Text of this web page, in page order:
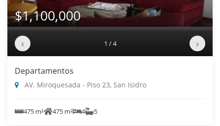
$1,100,000
‹ 1 / 4 ›
Departamentos
AV. Miroquesada - Piso 23, San Isidro
475 m² 475 m² 4 5